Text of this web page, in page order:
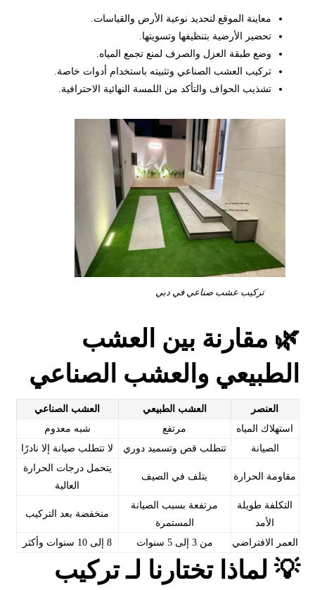
معاينة الموقع لتحديد نوعية الأرض والقياسات.
تحضير الأرضية بتنظيفها وتسويتها.
وضع طبقة العزل والصرف لمنع تجمع المياه.
تركيب العشب الصناعي وتثبيته باستخدام أدوات خاصة.
تشذيب الحواف والتأكد من اللمسة النهائية الاحترافية.
تركيب عشب صناعي في دبي
🌿 مقارنة بين العشب
الطبيعي والعشب الصناعي
العنصر العشب الطبيعي
العشب الصناعي
استهلاك المياه
مرتفع
شبه معدوم
الصيانة
تتطلب قص وتسميد دوري لا تتطلب صيانة إلا نادرًا
مقاومة الحرارة يتلف في الصيف
يتحمل درجات الحرارة
العالية
التكلفة طويلة
الأمد
مرتفعة بسبب الصيانة
المستمرة
منخفضة بعد التركيب
العمر الافتراضي من 3 إلى 5 سنوات 8 إلى 10 سنوات وأكثر
💡 لماذا تختارنا لـ تركيب